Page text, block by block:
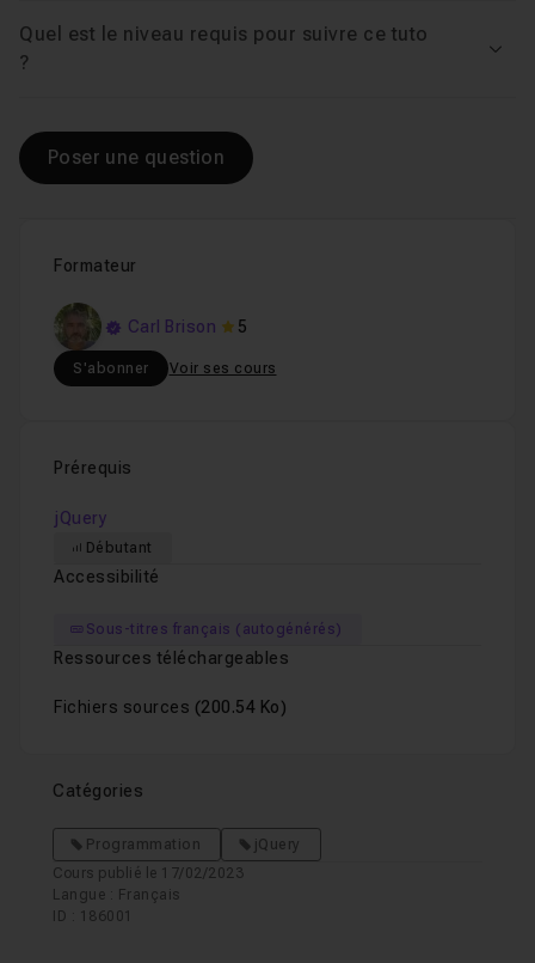
Formateur
Carl Brison 5
S'abonner Voir ses cours
Prérequis
jQuery
Débutant
Accessibilité
Sous-titres français (autogénérés)
Ressources téléchargeables
Fichiers sources (200.54 Ko)
Catégories
Programmation
jQuery
Cours publié le 17/02/2023
Langue : Français
ID : 186001
Quel est le niveau requis pour suivre ce tuto
?
Poser une question